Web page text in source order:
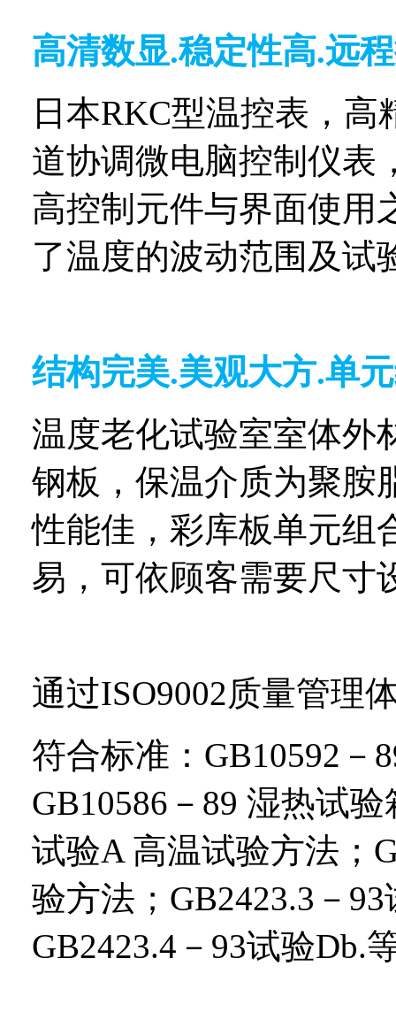
高清数显.稳定性高.远
日本RKC型温控表，高
道协调微电脑控制仪表
高控制元件与界面使用
了温度的波动范围及试
结构完美.美观大方.单
温度老化试验室室体外
钢板，保温介质为聚胺
性能佳，彩库板单元组
易，可依顾客需要尺寸
通过ISO9002质量管理
符合标准： GB10592 －
GB10586 － 89 湿热试验
试验A 高温试验方法；
验方法； GB2423.3 － 93
GB2423.4 － 93试验Db.